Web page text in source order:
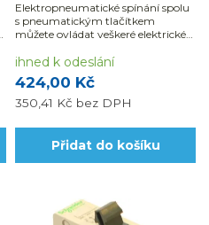
Elektropneumatické spínání spolu
s pneumatickým tlačítkem
můžete ovládat veškeré elektrické
424,00 Kč
350,41 Kč bez DPH
ihned k odeslání
Přidat do košíku